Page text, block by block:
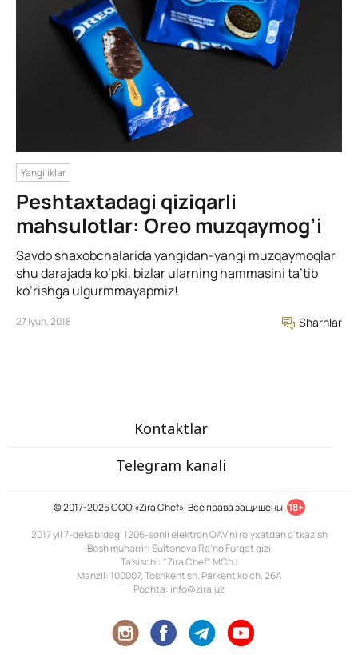
Yangiliklar
Peshtaxtadagi qiziqarli
mahsulotlar: Oreo muzqaymog’i
Savdo shaxobchalarida yangidan-yangi muzqaymoqlar
shu darajada ko’pki, bizlar ularning hammasini ta’tib
ko’rishga ulgurmmayapmiz!
27 Iyun, 2018 Sharhlar
Kontaktlar
Telegram kanali
© 2017-2025 ООО «Zira Chef». Все права защищены. 18+
2017 yil 7-dekabrdagi 1206-sonli elektron OAV ni ro'yxatdan o'tkazish
Bosh muharrir: Sultonova Ra’no Furqat qizi
Ta'sischi: "Zira Chef" MChJ
Manzil: 100007, Toshkent sh. Parkent ko'ch. 26A
Pochta: info@zira.uz